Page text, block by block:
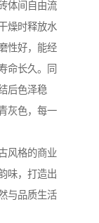
体间自由流
燥时释放水
性好，能经
命长久。同
后色泽稳
灰色，每一
风格的商业
味，打造出
与品质生活